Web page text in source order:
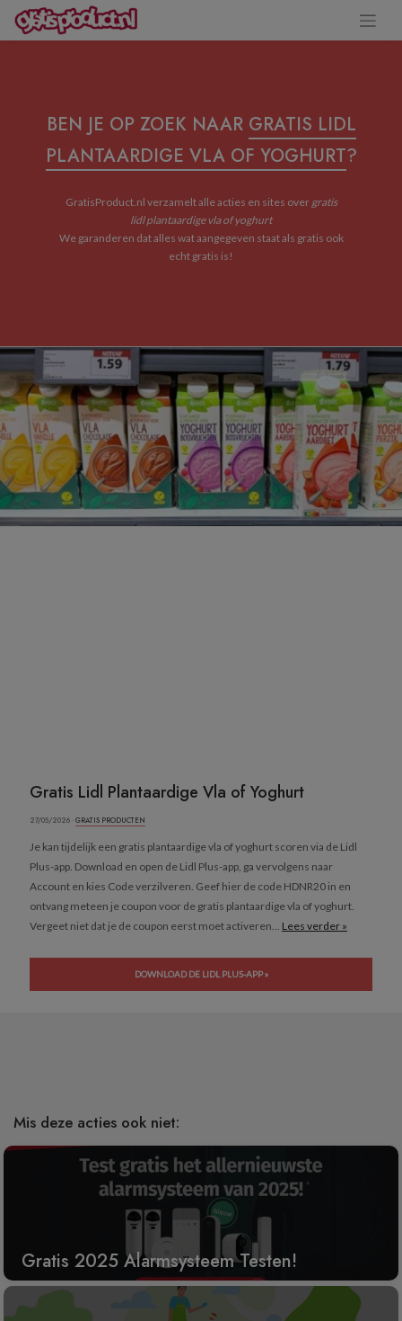
BEN JE OP ZOEK NAAR GRATIS LIDL
PLANTAARDIGE VLA OF YOGHURT?
GratisProduct.nl verzamelt alle acties en sites over gratis
lidl plantaardige vla of yoghurt
We garanderen dat alles wat aangegeven staat als gratis ook
echt gratis is!
Gratis Lidl Plantaardige Vla of Yoghurt
27/05/2026 ·GRATIS PRODUCTEN
Je kan tijdelijk een gratis plantaardige vla of yoghurt scoren via de Lidl
Plus-app. Download en open de Lidl Plus-app, ga vervolgens naar
Account en kies Code verzilveren. Geef hier de code HDNR20 in en
ontvang meteen je coupon voor de gratis plantaardige vla of yoghurt.
Vergeet niet dat je de coupon eerst moet activeren... Lees verder »
DOWNLOAD DE LIDL PLUS-APP »
Mis deze acties ook niet:
Gratis 2025 Alarmsysteem Testen!